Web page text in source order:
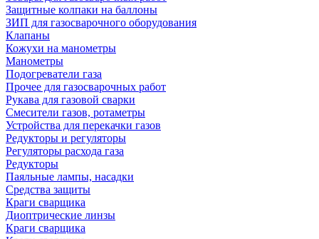
Защитные колпаки на баллоны
ЗИП для газосварочного оборудования
Клапаны
Кожухи на манометры
Манометры
Подогреватели газа
Прочее для газосварочных работ
Рукава для газовой сварки
Смесители газов, ротаметры
Устройства для перекачки газов
Редукторы и регуляторы
Регуляторы расхода газа
Редукторы
Паяльные лампы, насадки
Средства защиты
Краги сварщика
Диоптрические линзы
Краги сварщика